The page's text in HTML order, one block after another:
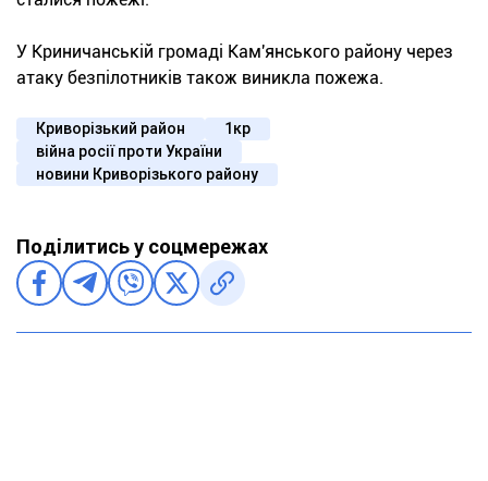
У Криничанській громаді Кам'янського району через
атаку безпілотників також виникла пожежа.
Криворізький район
1кр
війна росії проти України
новини Криворізького району
Поділитись у соцмережах